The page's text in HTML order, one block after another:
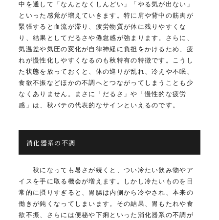
中を通して「なんとなくしんどい」「やる気が出ない」
といった感覚が増えていきます。特に肩や背中の筋肉が
緊張すると血流が滞り、疲労物質が体に残りやすくな
り、結果としてだるさや倦怠感が強まります。さらに、
気温差や気圧の変化が自律神経に負担をかけるため、疲
れが慢性化しやすくなるのも秋特有の特徴です。こうし
た状態を放っておくと、体の巡りが乱れ、冷えや不眠、
食欲不振などほかの不調へとつながってしまうことも少
なくありません。まさに「だるさ」や「慢性的な疲労
感」は、秋バテの代表的なサインといえるのです。
消化器系の不調
秋になっても暑さが続くと、つい冷たい飲み物やア
イスを手に取る機会が増えます。しかし冷たいものを日
常的に摂りすぎると、胃腸は内側から冷やされ、本来の
働きが鈍くなってしまいます。その結果、胃もたれや食
欲不振、さらには便秘や下痢といった消化器系の不調が